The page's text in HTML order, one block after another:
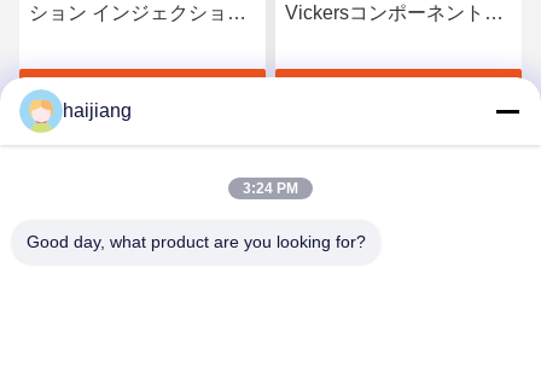
ション インジェクション
LKM プラスチックの部品
の生産効率を最適化
最高 の 価格 を 入手 す
Vickersコンポーネントお
ースを備えた簡単な操作
haijiang
3:24 PM
Good day, what product are you looking for?